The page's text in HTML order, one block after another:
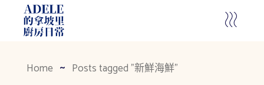
Home Posts tagged "新鮮海鮮"